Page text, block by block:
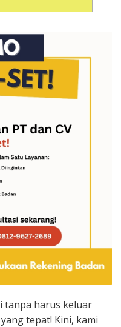
tanpa harus keluar
tepat! Kini, kami